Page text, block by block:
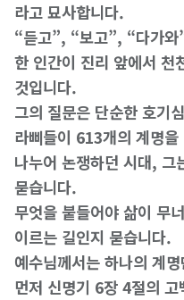
라고 묘사합니다.
“듣고”, “보고”, “다가와
한 인간이 진리 앞에서 천
것입니다.
그의 질문은 단순한 호기
라삐들이 613개의 계명을
나누어 논쟁하던 시대, 그
묻습니다.
무엇을 붙들어야 삶이 무
이르는 길인지 묻습니다.
예수님께서는 하나의 계
먼저 신명기 6장 4절의